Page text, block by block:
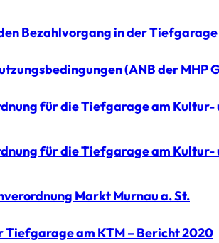
Bezahlvorgang in der
(ANB der MHP
für die Tiefgarage am Kultur-
für die Tiefgarage am Kultur-
Markt Murnau a. St.
Tiefgarage am KTM – Bericht 2020